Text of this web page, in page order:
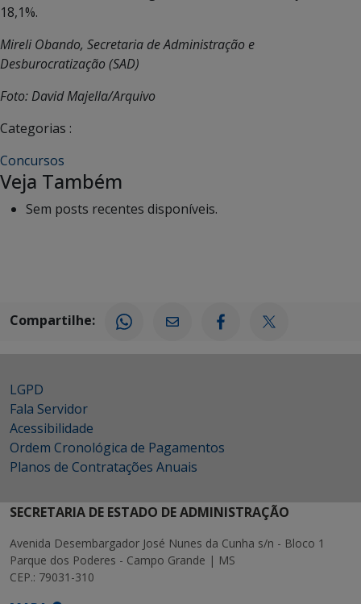
18,1%.
Mireli Obando, Secretaria de Administração e
Desburocratização (SAD)
Foto: David Majella/Arquivo
Categorias :
Concursos
Veja Também
Sem posts recentes disponíveis.
Compartilhe:
LGPD
Fala Servidor
Acessibilidade
Ordem Cronológica de Pagamentos
Planos de Contratações Anuais
SECRETARIA DE ESTADO DE ADMINISTRAÇÃO
Avenida Desembargador José Nunes da Cunha s/n - Bloco 1
Parque dos Poderes - Campo Grande | MS
CEP.: 79031-310